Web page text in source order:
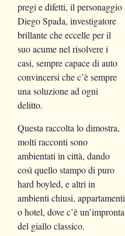
pregi e difetti, il personaggio
Diego Spada, investigatore
brillante che eccelle per il
suo acume nel risolvere i
casi, sempre capace di auto
convincersi che c’è sempre
una soluzione ad ogni
delitto.
Questa raccolta lo dimostra,
molti racconti sono
ambientati in città, dando
così quello stampo di puro
hard boyled, e altri in
ambienti chiusi, appartamenti
o hotel, dove c’è un’impronta
del giallo classico.